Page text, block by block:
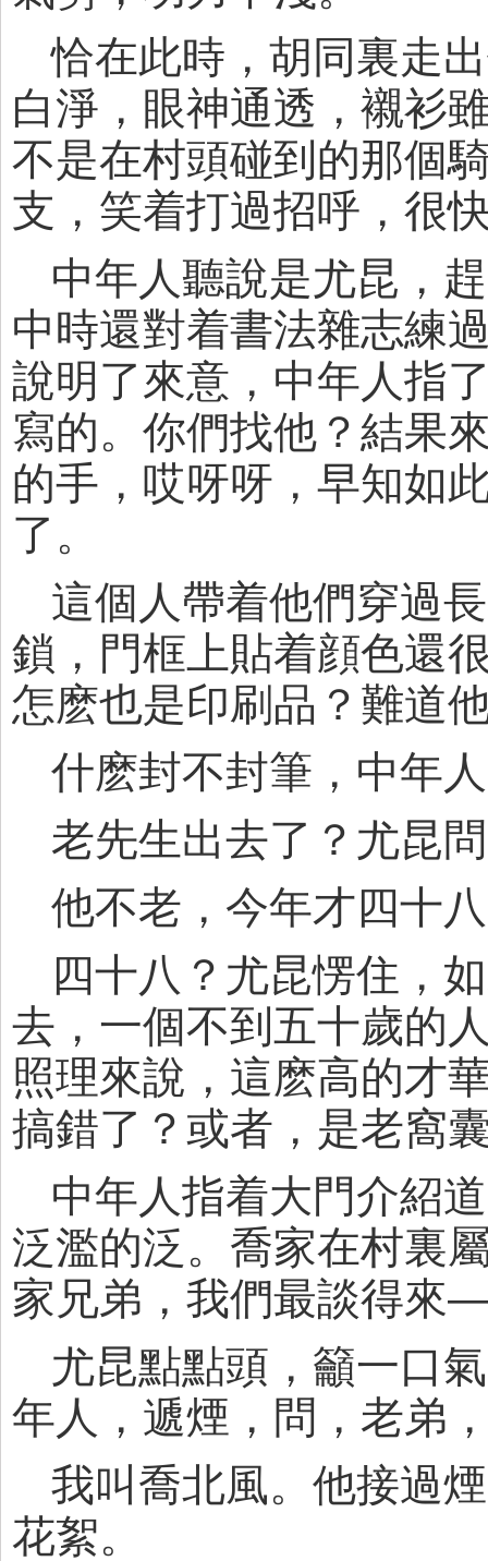
恰在此時，胡同裏走
白淨，眼神通透，襯衫
不是在村頭碰到的那個
支，笑着打過招呼，很
中年人聽說是尤昆，
中時還對着書法雜志練
說明了來意，中年人指
寫的。你們找他？結果
的手，哎呀呀，早知如
了。
這個人帶着他們穿過
鎖，門框上貼着顔色還
怎麽也是印刷品？難道
什麽封不封筆，中年
老先生出去了？尤昆
他不老，今年才四十
四十八？尤昆愣住，
去，一個不到五十歲的
照理來說，這麽高的才
搞錯了？或者，是老窩
中年人指着大門介紹
泛濫的泛。喬家在村裏
家兄弟，我們最談得來
尤昆點點頭，籲一口
年人，遞煙，問，老弟
我叫喬北風。他接過
花絮。